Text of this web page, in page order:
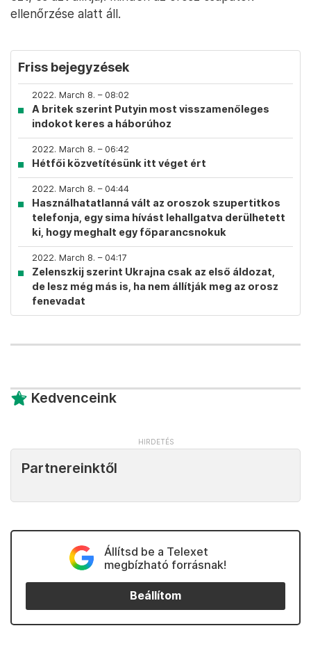
ellenőrzése alatt áll.
Friss bejegyzések
2022. March 8. – 08:02
A britek szerint Putyin most visszamenőleges
indokot keres a háborúhoz
2022. March 8. – 06:42
Hétfői közvetítésünk itt véget ért
2022. March 8. – 04:44
Használhatatlanná vált az oroszok szupertitkos
telefonja, egy sima hívást lehallgatva derülhetett
ki, hogy meghalt egy főparancsnokuk
2022. March 8. – 04:17
Zelenszkij szerint Ukrajna csak az első áldozat,
de lesz még más is, ha nem állítják meg az orosz
fenevadat
Kedvenceink
Partnereinktől
Állítsd be a Telexet
megbízható forrásnak!
Beállítom